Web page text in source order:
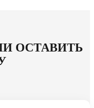
ОСТАВИТЬ